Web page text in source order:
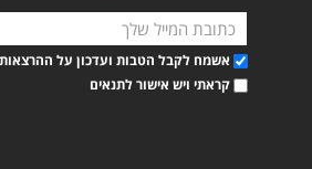
אשמח לקבל הטבות ועדכון על
קראתי ויש אישור לתנאים